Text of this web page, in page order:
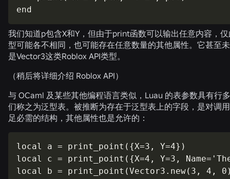
end
我们知道p包含X和Y ，但由于print函数可以输出任意内容，
型可能各不相同，也可能存在任意数量的其他属性。它甚至
是Vector3这类Roblox API类型。
（稍后将详细介绍 Roblox API）
与 OCaml 及某些其他编程语言类似，Luau 的表参数具有行
们称之为泛型表。被推断为存在于泛型表上的字段，是对调
足必需的结构，其他属性也是允许的：
local a = print_point({X=3, Y=4})
local c = print_point({X=4, Y=3,
local b = print_point(Vector3.new(3, 4,